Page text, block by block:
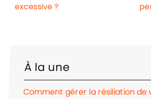
excessive ?
À la une
Comment gérer la résiliation